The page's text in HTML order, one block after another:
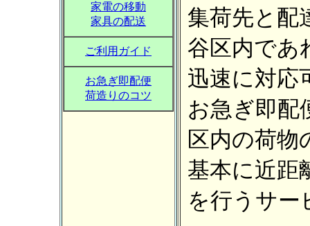
家電の移動
家具の配送
ご利用ガイド
お急ぎ即配便
荷造りのコツ
集荷先と配
谷区内であ
迅速に対応
お急ぎ即配
区内の荷物
基本に近距
を行うサー